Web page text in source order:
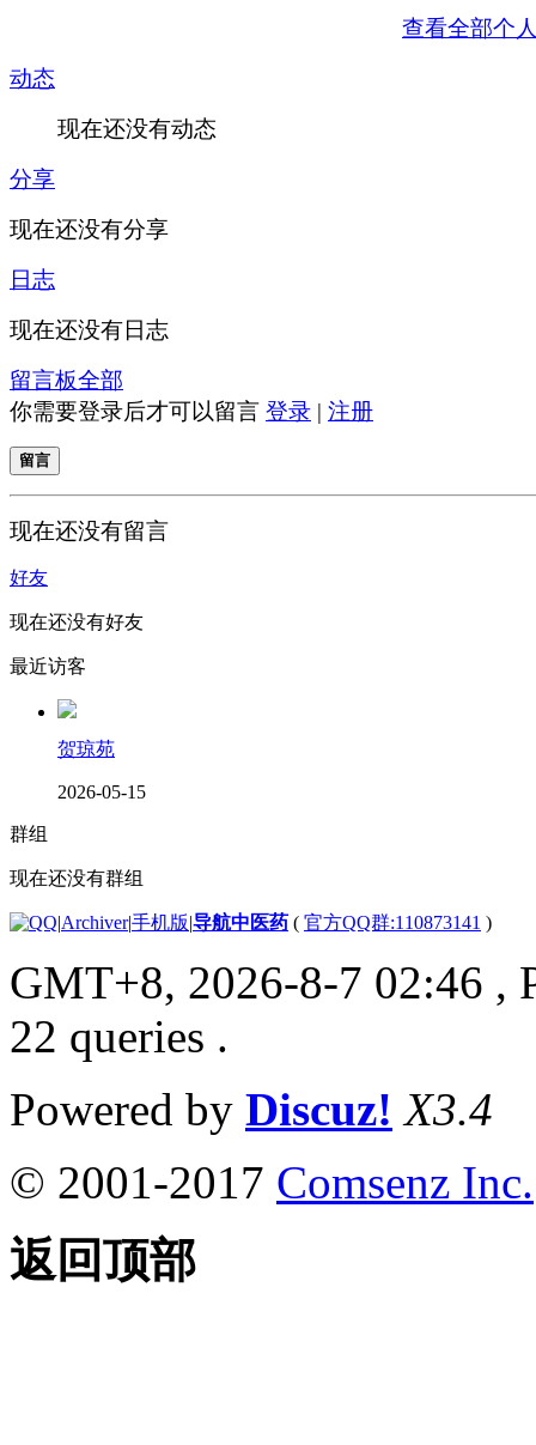
查看全部个
动态
现在还没有动态
分享
现在还没有分享
日志
现在还没有日志
留言板全部
你需要登录后才可以留言 登录 | 注册
留言
现在还没有留言
好友
现在还没有好友
最近访客
贺琼苑
2026-05-15
群组
现在还没有群组
|Archiver|手机版|导航中医药 ( 官方QQ群:110873141 )
GMT+8, 2026-8-7 02:46 ,
22 queries .
Powered by Discuz! X3.4
© 2001-2017 Comsenz Inc.
返回顶部